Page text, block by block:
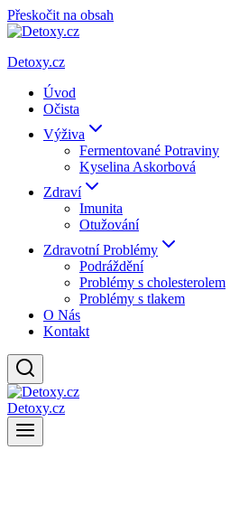
Přeskočit na obsah
Detoxy.cz
Úvod
Očista
Výživa
Fermentované Potraviny
Kyselina Askorbová
Zdraví
Imunita
Otužování
Zdravotní Problémy
Podráždění
Problémy s cholesterolem
Problémy s tlakem
O Nás
Kontakt
Detoxy.cz